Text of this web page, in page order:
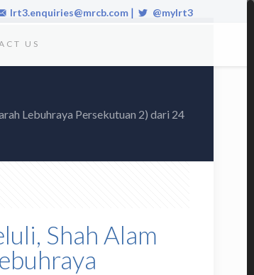
lrt3.enquiries@mrcb.com | @mylrt3
US
Lebuhraya Persekutuan 2) dari 24
Shah Alam